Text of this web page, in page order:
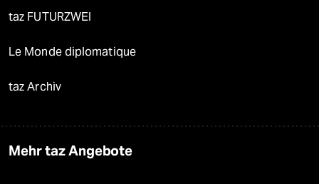
taz FUTURZWEI
Le Monde diplomatique
taz Archiv
Mehr taz Angebote